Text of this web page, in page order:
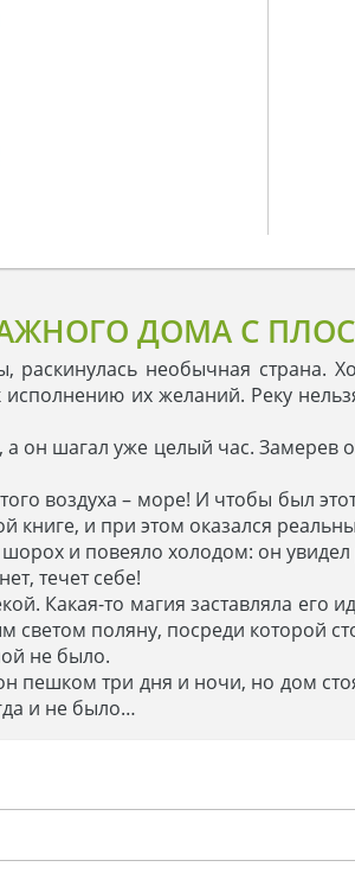
ДОМА С
раскинулась необычная страна.
их желаний. Реку
он шагал уже целый час. Замерев
воздуха – море! И чтобы был
книге, и при этом оказался
и повеяло холодом: он увидел
течет себе!
Какая-то магия заставляла его
поляну, посреди которой
не было.
пешком три дня и ночи, но дом
и не было…